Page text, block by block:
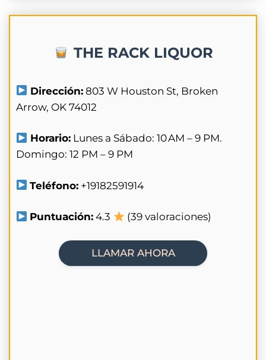
THE RACK LIQUOR
Dirección: 803 W Houston St, Broken
Arrow, OK 74012
Horario: Lunes a Sábado: 10 AM – 9 PM.
Domingo: 12 PM – 9 PM
Teléfono: +19182591914
Puntuación: 4.3 (39 valoraciones)
LLAMAR AHORA